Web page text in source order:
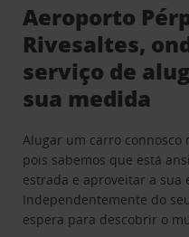
Aeroporto
Rivesaltes,
serviço de
sua medida
Alugar um carro connosco
pois sabemos que está
estrada e aproveitar a sua
Independentemente do
espera para descobrir o